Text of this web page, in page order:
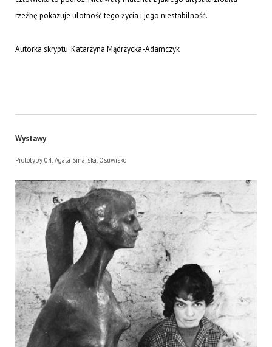
rzeźbę pokazuje ulotność tego życia i jego niestabilność.
Autorka skryptu: Katarzyna Mądrzycka-Adamczyk
Wystawy
Prototypy 04: Agata Sinarska. Osuwisko